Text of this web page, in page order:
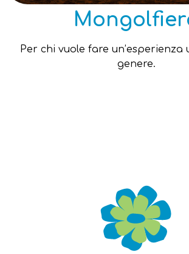
Per chi vuole fare un’esperienza
genere.